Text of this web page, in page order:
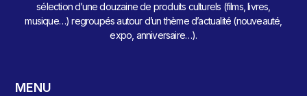
sélection d’une douzaine de produits culturels (films, livres,
musique…) regroupés autour d’un thème d’actualité (nouveauté,
expo, anniversaire…).
MENU